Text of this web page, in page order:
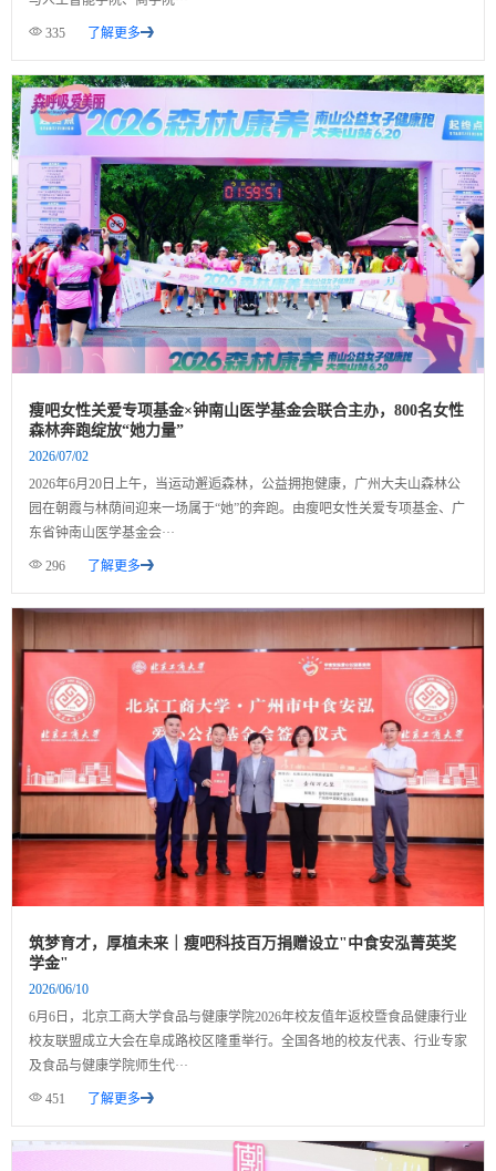
335 了解更多
瘦吧女性关爱专项基金×钟南山医学基金会联合主办，800名女性
森林奔跑绽放“她力量”
2026/07/02
2026年6月20日上午，当运动邂逅森林，公益拥抱健康，广州大夫山森林公
园在朝霞与林荫间迎来一场属于“她”的奔跑。由瘦吧女性关爱专项基金、广
东省钟南山医学基金会···
296 了解更多
筑梦育才，厚植未来｜瘦吧科技百万捐赠设立"中食安泓菁英奖
学金"
2026/06/10
6月6日，北京工商大学食品与健康学院2026年校友值年返校暨食品健康行业
校友联盟成立大会在阜成路校区隆重举行。全国各地的校友代表、行业专家
及食品与健康学院师生代···
451 了解更多